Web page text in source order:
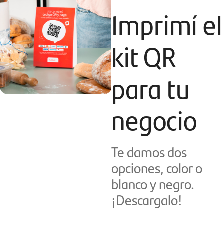
Imprimí el
kit QR
para tu
negocio
Te damos dos
opciones, color o
blanco y negro.
¡Descargalo!